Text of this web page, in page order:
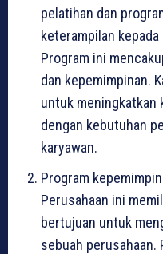
pelatihan dan
keterampilan
Program ini
dan kepemimpinan.
untuk meningkatkan
dengan kebutuhan
karyawan.
Program
Perusahaan ini
bertujuan untuk
sebuah perusahaan.